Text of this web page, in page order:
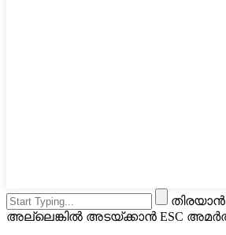
അല്ലെങ്കിൽ അടയ്ക്കാൻ ESC